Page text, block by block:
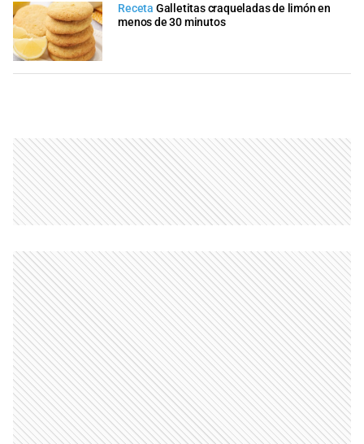
Receta Galletitas craqueladas de limón en
menos de 30 minutos